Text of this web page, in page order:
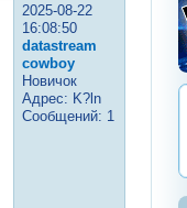
2025-08-22
16:08:50
datastream
cowboy
Новичок
Адрес: K?ln
Сообщений: 1